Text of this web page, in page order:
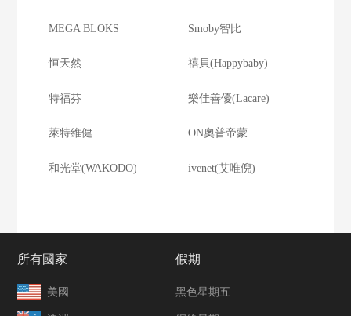
MEGA BLOKS Smoby智比
恒天然 禧貝(Happybaby)
特福芬 樂佳善優(Lacare)
萊特維健 ON奧普帝蒙
和光堂(WAKODO) ivenet(艾唯倪)
所有國家
美國
假期
黑色星期五